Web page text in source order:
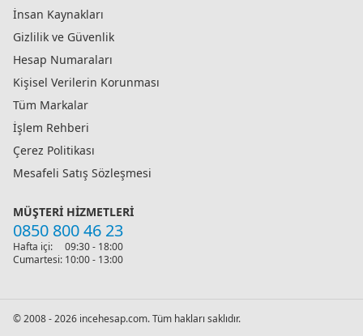
İnsan Kaynakları
Gizlilik ve Güvenlik
Hesap Numaraları
Kişisel Verilerin Korunması
Tüm Markalar
İşlem Rehberi
Çerez Politikası
Mesafeli Satış Sözleşmesi
MÜŞTERI HIZMETLERI
0850 800 46 23
Hafta içi:
09:30 - 18:00
Cumartesi: 10:00 - 13:00
© 2008 - 2026 incehesap.com. Tüm hakları saklıdır.